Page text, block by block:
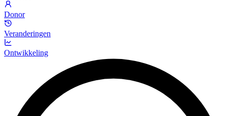
Donor
Veranderingen
Ontwikkeling